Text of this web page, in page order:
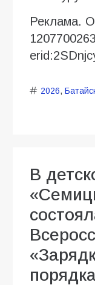
Реклама.
2026,
В